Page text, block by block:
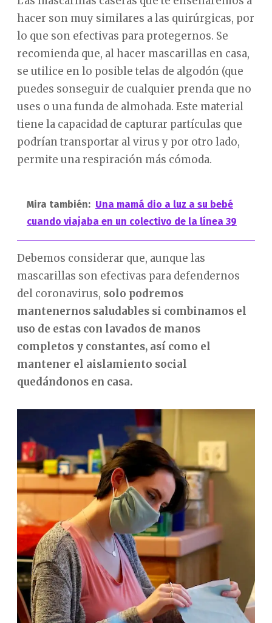
hacer son muy similares a las quirúrgicas, por
lo que son efectivas para protegernos. Se
recomienda que, al hacer mascarillas en casa,
se utilice en lo posible telas de algodón (que
puedes sonseguir de cualquier prenda que no
uses o una funda de almohada. Este material
tiene la capacidad de capturar partículas que
podrían transportar al virus y por otro lado,
permite una respiración más cómoda.
Mira también: Una mamá dio a luz a su bebé
cuando viajaba en un colectivo de la línea 39
Debemos considerar que, aunque las
mascarillas son efectivas para defendernos
del coronavirus, solo podremos
mantenernos saludables si combinamos el
uso de estas con lavados de manos
completos y constantes, así como el
mantener el aislamiento social
quedándonos en casa.